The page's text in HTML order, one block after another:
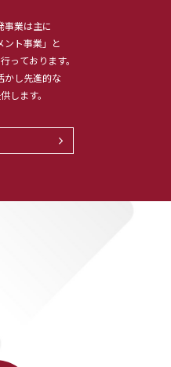
事業は主に
ント事業」と
っております。
かし先進的な
します。